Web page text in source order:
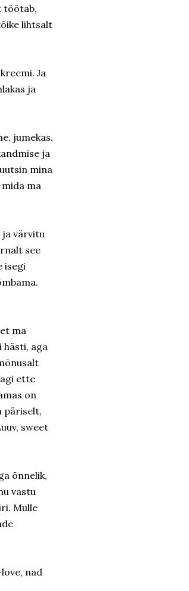
töötab,
lihtsalt
Ja
ja
jumekas.
ja
mina
ma
ja värvitu
see
isegi
ma
hästi, aga
ette
on
päriselt,
sweet
õnnelik,
vastu
Mulle
nad